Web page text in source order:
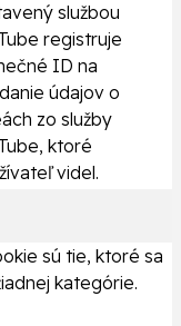
službou
registruje
ID na
údajov o
zo služby
ktoré
videl.
sú tie, ktoré sa
kategórie.